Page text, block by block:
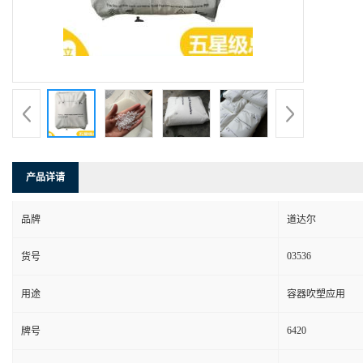
产品详请
品牌 道达尔
货号 03536
用途 容器吹塑应用
牌号 6420